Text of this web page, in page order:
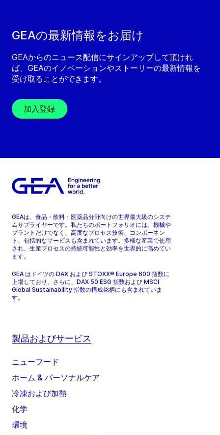
GEAの最新情報をお届け
GEAからのニュース配信にサインアップして頂けれ
ば、GEAのイノベーションやストーリーの最新情報を
受け取ることができます。
加入登録
GEAは、食品・飲料・医薬品分野向けの世界最大級のシステ
ムサプライヤーです。私たちのポートフォリオには、機械や
プラントだけでなく、高度なプロセス技術、コンポーネン
ト、包括的なサービスも含まれています。多様な産業で使用
され、生産プロセスの持続可能性と効率を世界的に高めてい
ます。
GEA はドイツの DAX および STOXX® Europe 600 指数に
上場しており、さらに、DAX 50 ESG 指数および MSCI
Global Sustainability 指数の構成銘柄にも含まれていま
す。
製品およびサービス
ニューフード
ホーム & パーソナルケア
冷凍および加熱
化学
環境